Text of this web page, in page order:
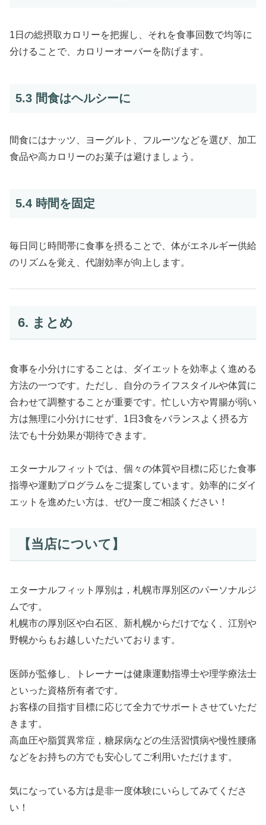
1日の総摂取カロリーを把握し、それを食事回数で均等に
分けることで、カロリーオーバーを防げます。
5.3 間食はヘルシーに
間食にはナッツ、ヨーグルト、フルーツなどを選び、加工
食品や高カロリーのお菓子は避けましょう。
5.4 時間を固定
毎日同じ時間帯に食事を摂ることで、体がエネルギー供給
のリズムを覚え、代謝効率が向上します。
6. まとめ
食事を小分けにすることは、ダイエットを効率よく進める
方法の一つです。ただし、自分のライフスタイルや体質に
合わせて調整することが重要です。忙しい方や胃腸が弱い
方は無理に小分けにせず、1日3食をバランスよく摂る方
法でも十分効果が期待できます。
エターナルフィットでは、個々の体質や目標に応じた食事
指導や運動プログラムをご提案しています。効率的にダイ
エットを進めたい方は、ぜひ一度ご相談ください！
【当店について】
エターナルフィット厚別は，札幌市厚別区のパーソナルジ
ムです。
札幌市の厚別区や白石区、新札幌からだけでなく、江別や
野幌からもお越しいただいております。
医師が監修し、トレーナーは健康運動指導士や理学療法士
といった資格所有者です。
お客様の目指す目標に応じて全力でサポートさせていただ
きます。
高血圧や脂質異常症，糖尿病などの生活習慣病や慢性腰痛
などをお持ちの方でも安心してご利用いただけます。
気になっている方は是非一度体験にいらしてみてくださ
い！